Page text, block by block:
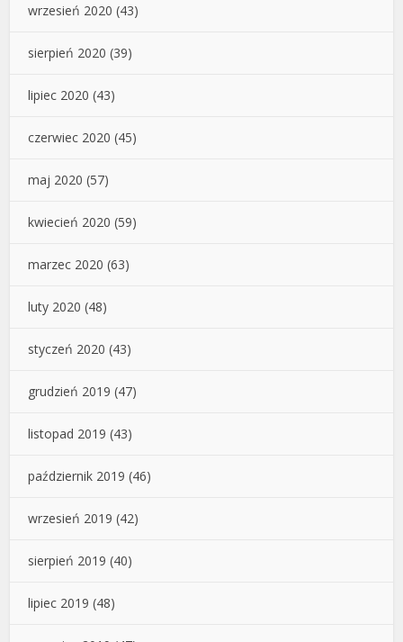
wrzesień 2020 (43)
sierpień 2020 (39)
lipiec 2020 (43)
czerwiec 2020 (45)
maj 2020 (57)
kwiecień 2020 (59)
marzec 2020 (63)
luty 2020 (48)
styczeń 2020 (43)
grudzień 2019 (47)
listopad 2019 (43)
październik 2019 (46)
wrzesień 2019 (42)
sierpień 2019 (40)
lipiec 2019 (48)